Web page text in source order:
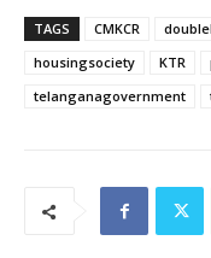
TAGS CMKCR
housingsociety
KTR
telanganagovernment